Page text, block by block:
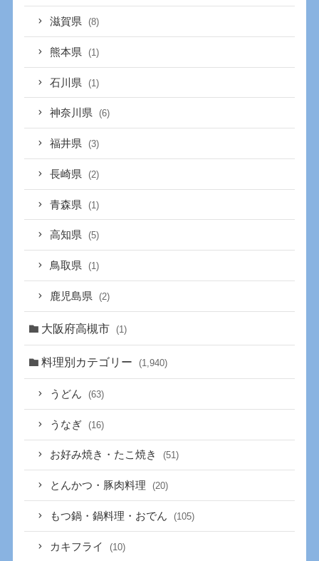
滋賀県 (8)
熊本県 (1)
石川県 (1)
神奈川県 (6)
福井県 (3)
長崎県 (2)
青森県 (1)
高知県 (5)
鳥取県 (1)
鹿児島県 (2)
大阪府高槻市 (1)
料理別カテゴリー (1,940)
うどん (63)
うなぎ (16)
お好み焼き・たこ焼き (51)
とんかつ・豚肉料理 (20)
もつ鍋・鍋料理・おでん (105)
カキフライ (10)